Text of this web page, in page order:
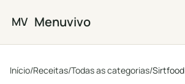
MV Menuvivo
Início/Receitas/Todas as categorias/Sirtfood